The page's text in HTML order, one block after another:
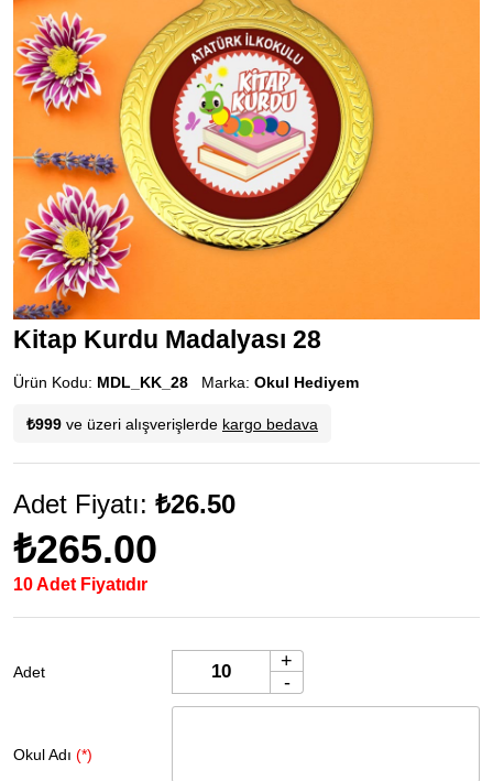
Kitap Kurdu Madalyası 28
Ürün Kodu: MDL_KK_28 Marka: Okul Hediyem
₺999 ve üzeri alışverişlerde kargo bedava
Adet Fiyatı: ₺26.50
₺265.00
10 Adet Fiyatıdır
Adet
+
-
Okul Adı (*)